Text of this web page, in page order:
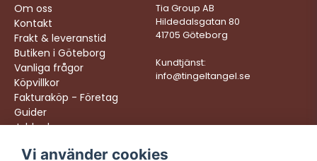
Om oss
Kontakt
Frakt & leveranstid
Butiken i Göteborg
Vanliga frågor
Köpvillkor
Fakturaköp - Företag
Guider
Jobba hos oss
Tia Group AB
Hildedalsgatan 80
41705 Göteborg
Kundtjänst:
info@tingeltangel.se
Följ oss: Vi levererar:
Vi använder cookies